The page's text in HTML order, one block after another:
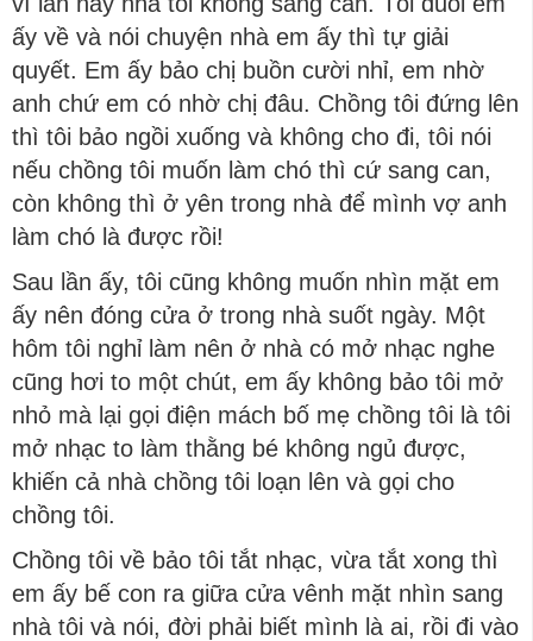
ấy về và nói chuyện nhà em ấy thì tự giải
quyết. Em ấy bảo chị buồn cười nhỉ, em nhờ
anh chứ em có nhờ chị đâu. Chồng tôi đứng lên
thì tôi bảo ngồi xuống và không cho đi, tôi nói
nếu chồng tôi muốn làm chó thì cứ sang can,
còn không thì ở yên trong nhà để mình vợ anh
làm chó là được rồi!
Sau lần ấy, tôi cũng không muốn nhìn mặt em
ấy nên đóng cửa ở trong nhà suốt ngày. Một
hôm tôi nghỉ làm nên ở nhà có mở nhạc nghe
cũng hơi to một chút, em ấy không bảo tôi mở
nhỏ mà lại gọi điện mách bố mẹ chồng tôi là tôi
mở nhạc to làm thằng bé không ngủ được,
khiến cả nhà chồng tôi loạn lên và gọi cho
chồng tôi.
Chồng tôi về bảo tôi tắt nhạc, vừa tắt xong thì
em ấy bế con ra giữa cửa vênh mặt nhìn sang
nhà tôi và nói, đời phải biết mình là ai, rồi đi vào